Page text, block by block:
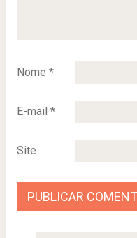
Nome *
E-mail *
Site